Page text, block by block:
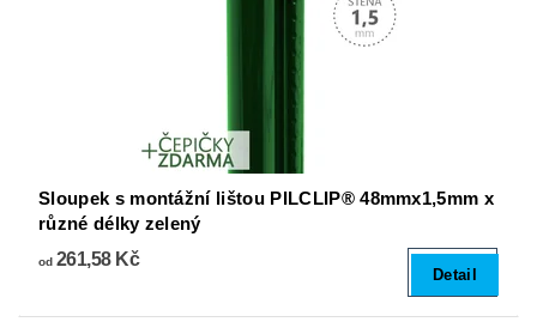
Sloupek s montážní lištou PILCLIP® 48mmx1,5mm x
různé délky zelený
od261,58 Kč
Detail